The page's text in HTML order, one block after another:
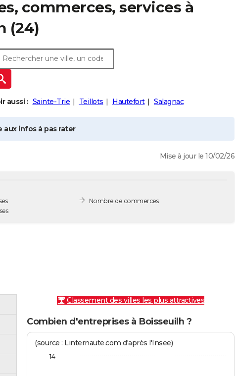
commerces, services à
(24)
aussi : Sainte-Trie Teillots Hautefort Salagnac
aux infos à pas rater
Mise à jour le 10/02/26
Nombre de commerces
Classement des villes les plus attractives
Combien d'entreprises à Boisseuilh ?
(source : Linternaute.com d'après l'Insee)
14